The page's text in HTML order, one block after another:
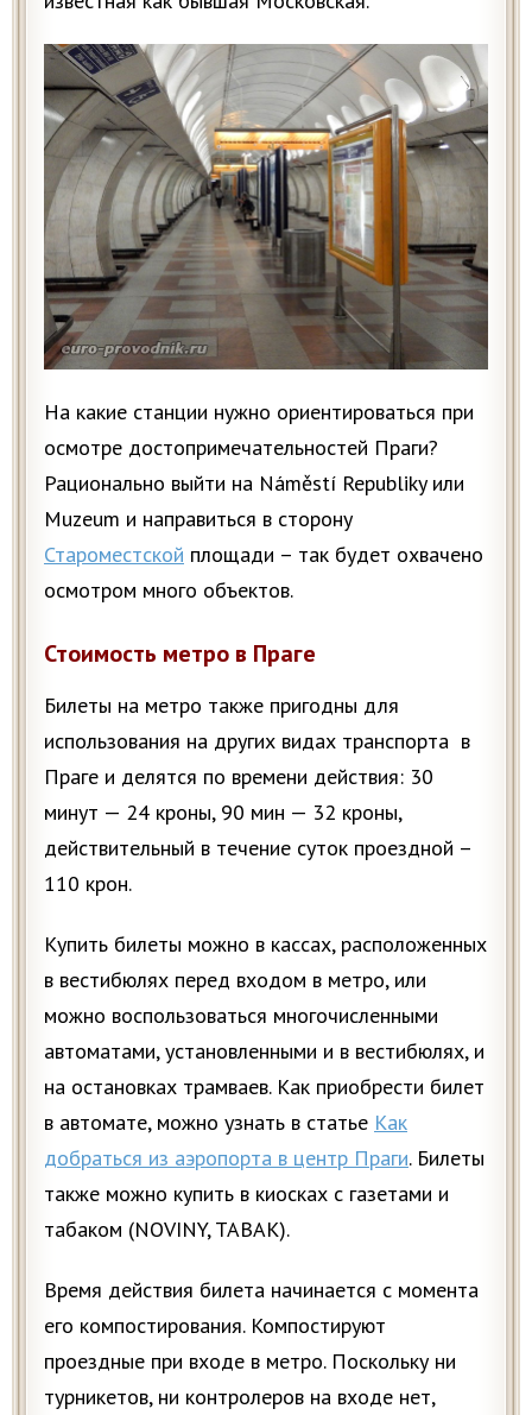
На какие станции нужно ориентироваться при
осмотре достопримечательностей Праги?
Рационально выйти на Náměstí Republiky или
Muzeum и направиться в сторону
Староместской площади – так будет охвачено
осмотром много объектов.
Стоимость метро в Праге
Билеты на метро также пригодны для
использования на других видах транспорта в
Праге и делятся по времени действия: 30
минут — 24 кроны, 90 мин — 32 кроны,
действительный в течение суток проездной –
110 крон.
Купить билеты можно в кассах, расположенных
в вестибюлях перед входом в метро, или
можно воспользоваться многочисленными
автоматами, установленными и в вестибюлях, и
на остановках трамваев. Как приобрести билет
в автомате, можно узнать в статье Как
добраться из аэропорта в центр Праги. Билеты
также можно купить в киосках с газетами и
табаком (NOVINY, TABAK).
Время действия билета начинается с момента
его компостирования. Компостируют
проездные при входе в метро. Поскольку ни
турникетов, ни контролеров на входе нет,